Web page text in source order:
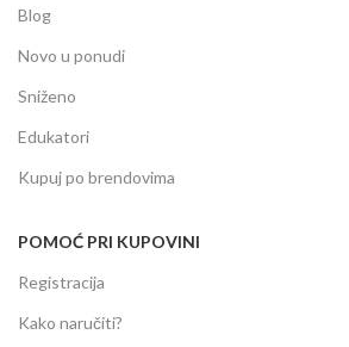
Blog
Novo u ponudi
Sniženo
Edukatori
Kupuj po brendovima
POMOĆ PRI KUPOVINI
Registracija
Kako naručiti?